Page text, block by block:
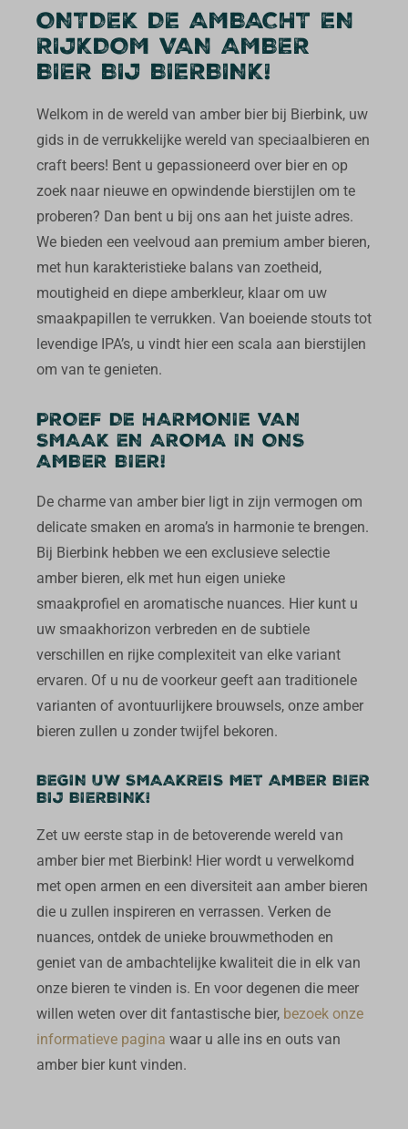
ONTDEK DE AMBACHT EN
RIJKDOM VAN AMBER
BIER BIJ BIERBINK!
Welkom in de wereld van amber bier bij Bierbink, uw
gids in de verrukkelijke wereld van speciaalbieren en
craft beers! Bent u gepassioneerd over bier en op
zoek naar nieuwe en opwindende bierstijlen om te
proberen? Dan bent u bij ons aan het juiste adres.
We bieden een veelvoud aan premium amber bieren,
met hun karakteristieke balans van zoetheid,
moutigheid en diepe amberkleur, klaar om uw
smaakpapillen te verrukken. Van boeiende stouts tot
levendige IPA’s, u vindt hier een scala aan bierstijlen
om van te genieten.
PROEF DE HARMONIE VAN
SMAAK EN AROMA IN ONS
AMBER BIER!
De charme van amber bier ligt in zijn vermogen om
delicate smaken en aroma’s in harmonie te brengen.
Bij Bierbink hebben we een exclusieve selectie
amber bieren, elk met hun eigen unieke
smaakprofiel en aromatische nuances. Hier kunt u
uw smaakhorizon verbreden en de subtiele
verschillen en rijke complexiteit van elke variant
ervaren. Of u nu de voorkeur geeft aan traditionele
varianten of avontuurlijkere brouwsels, onze amber
bieren zullen u zonder twijfel bekoren.
BEGIN UW SMAAKREIS MET AMBER BIER
BIJ BIERBINK!
Zet uw eerste stap in de betoverende wereld van
amber bier met Bierbink! Hier wordt u verwelkomd
met open armen en een diversiteit aan amber bieren
die u zullen inspireren en verrassen. Verken de
nuances, ontdek de unieke brouwmethoden en
geniet van de ambachtelijke kwaliteit die in elk van
onze bieren te vinden is. En voor degenen die meer
willen weten over dit fantastische bier, bezoek onze
informatieve pagina waar u alle ins en outs van
amber bier kunt vinden.